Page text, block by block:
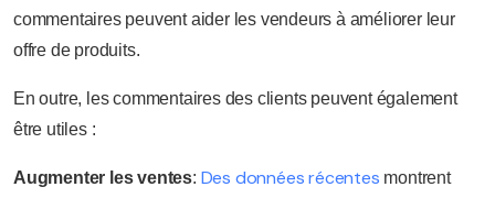
commentaires peuvent aider les vendeurs à améliorer leur
offre de produits.
En outre, les commentaires des clients peuvent également
être utiles :
Augmenter les ventes: Des données récentes montrent